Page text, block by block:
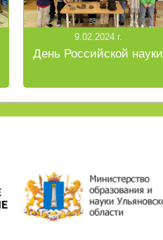
9.02.2024 г.
День Российской науки